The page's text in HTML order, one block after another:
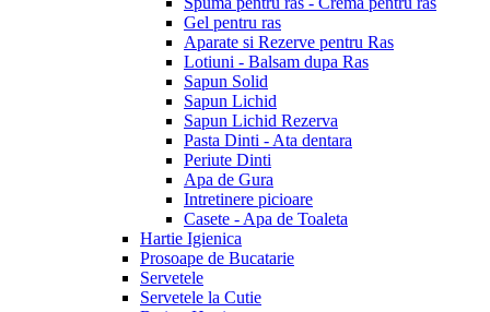
Gel pentru ras
Aparate si Rezerve pentru Ras
Lotiuni - Balsam dupa Ras
Sapun Solid
Sapun Lichid
Sapun Lichid Rezerva
Pasta Dinti - Ata dentara
Periute Dinti
Apa de Gura
Intretinere picioare
Casete - Apa de Toaleta
Hartie Igienica
Prosoape de Bucatarie
Servetele
Servetele la Cutie